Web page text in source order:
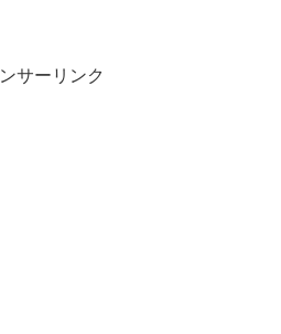
サーリンク